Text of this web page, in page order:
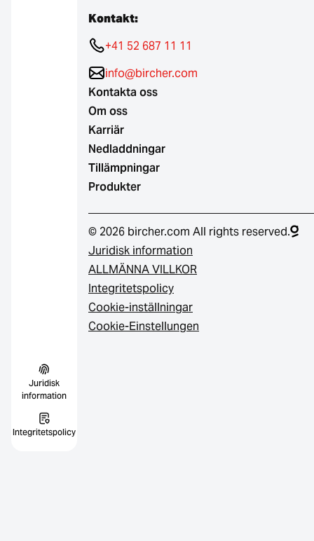
Juridisk
information
Integritetspolicy
Kontakt:
+41 52 687 11 11
info@bircher.com
Kontakta oss
Om oss
Karriär
Nedladdningar
Tillämpningar
Produkter
© 2026 bircher.com All rights reserved.
Juridisk information
ALLMÄNNA VILLKOR
Integritetspolicy
Cookie-inställningar
Cookie-Einstellungen